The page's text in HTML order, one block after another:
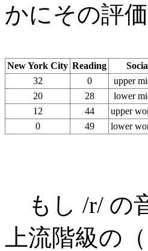
かにその評
New York City Reading
32
0
upper
20
28
lower
12
44
upper
0
49 lower
もし /r/ の
上流階級の